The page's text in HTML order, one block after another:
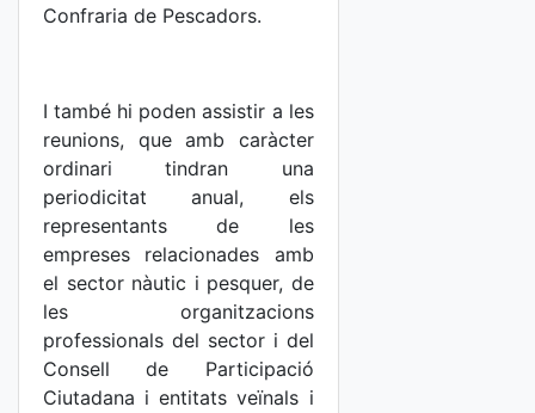
Confraria de Pescadors.
I també hi poden assistir a les
reunions, que amb caràcter
ordinari tindran una
periodicitat anual, els
representants de les
empreses relacionades amb
el sector nàutic i pesquer, de
les organitzacions
professionals del sector i del
Consell de Participació
Ciutadana i entitats veïnals i